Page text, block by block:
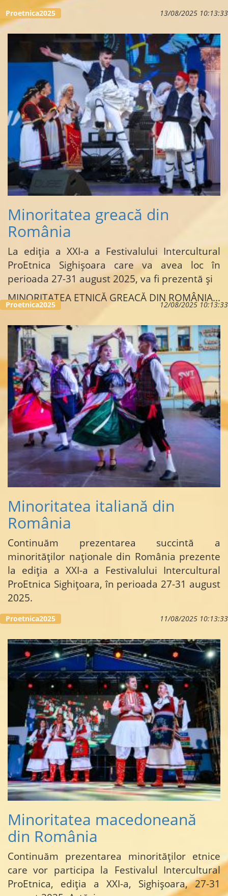
...
13/08/2025 10:13:33
Proetnica2025
Minoritatea greacă din
România
La ediția a XXI-a a Festivalului Intercultural
ProEtnica Sighișoara care va avea loc în
perioada 27-31 august 2025, va fi prezentă și
MINORITATEA ETNICĂ GREACĂ DIN ROMÂNIA...
12/08/2025 10:13:33
Proetnica2025
Minoritatea italiană din
România
Continuăm prezentarea succintă a
minorităților naționale din România prezente
la ediția a XXI-a a Festivalului Intercultural
ProEtnica Sighițoara, în perioada 27-31 august
2025.
...
11/08/2025 10:13:33
Proetnica2025
Minoritatea macedoneană
din România
Continuăm prezentarea minorităților etnice
care vor participa la Festivalul Intercultural
ProEtnica, ediția a XXI-a, Sighișoara, 27-31